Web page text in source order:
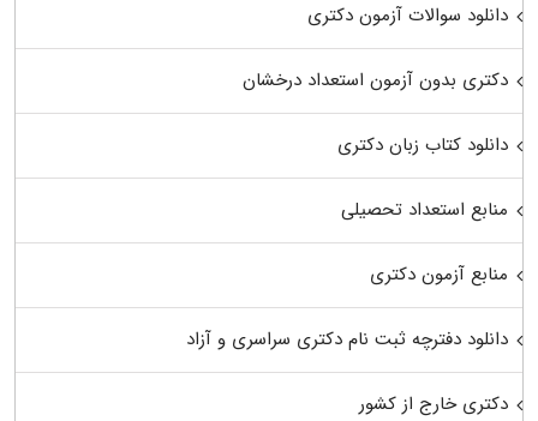
دانلود سوالات آزمون دکتری
دکتری بدون آزمون استعداد درخشان
دانلود کتاب زبان دکتری
منابع استعداد تحصیلی
منابع آزمون دکتری
دانلود دفترچه ثبت نام دکتری سراسری و آزاد
دکتری خارج از کشور